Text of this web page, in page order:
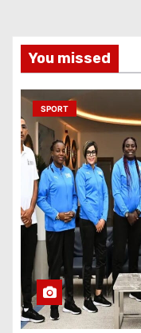
You missed
SPORT